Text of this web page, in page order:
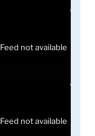
Feed not available
Feed not available